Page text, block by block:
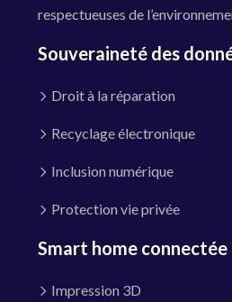
respectueuses de
Souveraineté des
Droit à la réparation
Recyclage électronique
Inclusion numérique
Protection vie privée
Smart home connectée
Impression 3D